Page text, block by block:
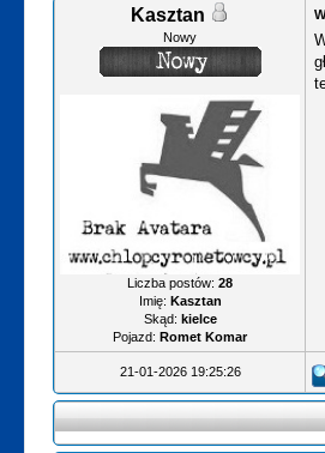
Kasztan
Nowy
Liczba postów:28
Imię: Kasztan
Skąd: kielce
Pojazd: Romet Komar
21-01-2026 19:25:26